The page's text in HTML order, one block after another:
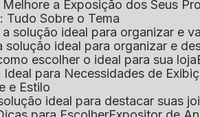
a Exposição dos Seus
Tudo Sobre o Tema
a solução ideal para organizar e
solução ideal para organizar e
escolher o ideal para sua loja
para Necessidades de
e Estilo
ideal para destacar suas